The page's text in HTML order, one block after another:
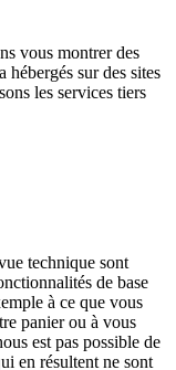
vous montrer des
sur des sites
les services tiers
technique sont
de base
à ce que vous
panier ou à vous
est pas possible de
en résultent ne sont